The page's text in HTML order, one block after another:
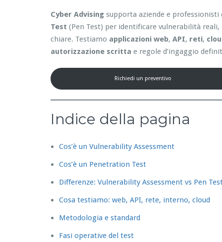
Cyber Advising supporta aziende e
Test (Pen Test) per identificare vulnerabilità
chiare. Testiamo applicazioni web, API, reti,
autorizzazione scritta e regole d’ingaggio
Richiedi un preventivo
Indice della pagina
Cos’è un Vulnerability Assessment
Cos’è un Penetration Test
Differenze: Vulnerability Assessment vs Pen
Cosa testiamo: web, API, rete, interno, cloud
Metodologia e standard
Fasi operative del test